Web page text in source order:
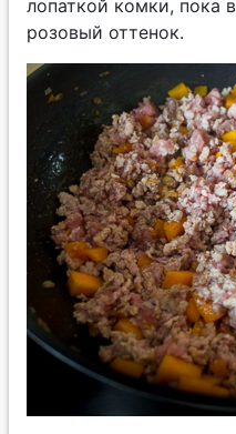
лопаткой комки, пока
розовый оттенок.